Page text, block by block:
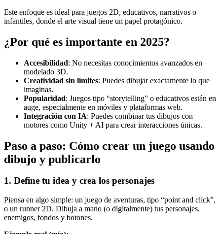
Este enfoque es ideal para juegos 2D, educativos, narrativos o
infantiles, donde el arte visual tiene un papel protagónico.
¿Por qué es importante en 2025?
Accesibilidad: No necesitas conocimientos avanzados en
modelado 3D.
Creatividad sin límites: Puedes dibujar exactamente lo que
imaginas.
Popularidad: Juegos tipo “storytelling” o educativos están en
auge, especialmente en móviles y plataformas web.
Integración con IA: Puedes combinar tus dibujos con
motores como Unity + AI para crear interacciones únicas.
Paso a paso: Cómo crear un juego usando
dibujo y publicarlo
1. Define tu idea y crea los personajes
Piensa en algo simple: un juego de aventuras, tipo “point and click”,
o un runner 2D. Dibuja a mano (o digitalmente) tus personajes,
enemigos, fondos y botones.